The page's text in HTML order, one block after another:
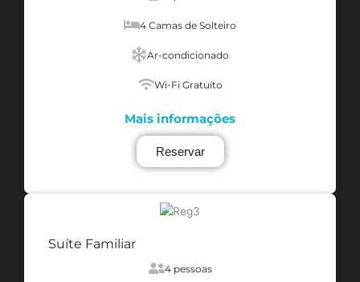
4 Camas de Solteiro
Ar-condicionado
Wi-Fi Gratuíto
Mais informações
Reservar
Suíte Familiar
4 pessoas